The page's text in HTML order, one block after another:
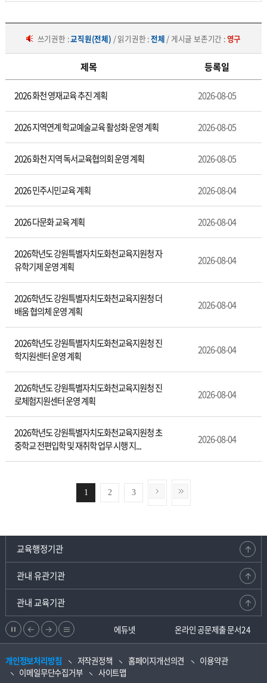
쓰기권한 :교직원(전체) / 읽기권한 :전체 / 게시글 보존기간 :영구
특
제목 등록일
2026 화천 영재교육 추진 계획 2026-08-05
2026 지역연계 학교예술교육 활성화 운영 계획 2026-08-05
2026 화천 지역 독서교육협의회 운영 계획 2026-08-05
2026 민주시민교육 계획 2026-08-04
2026 다문화 교육 계획 2026-08-04
2026학년도 강원특별자치도화천교육지원청 자
유학기제 운영 계획
2026-08-04
2026학년도 강원특별자치도화천교육지원청 더
배움 협의체 운영 계획
2026-08-04
2026학년도 강원특별자치도화천교육지원청 진
학지원센터 운영 계획
2026-08-04
2026학년도 강원특별자치도화천교육지원청 진
로체험지원센터 운영 계획
2026-08-04
2026학년도 강원특별자치도화천교육지원청 초
중학교 전편입학 및 재취학 업무 시행 지...
2026-08-04
1 2 3
교육행정기관
관내 유관기관
관내 교육기관
정
지
이
전
으
로
다
음
으
로
리
스
트
강원교육청지부 에듀넷 온라인 공문제출 문서24
개인정보처리방침 저작권정책 홈페이지개선의견
이용약관
이메일무단수집거부
사이트맵